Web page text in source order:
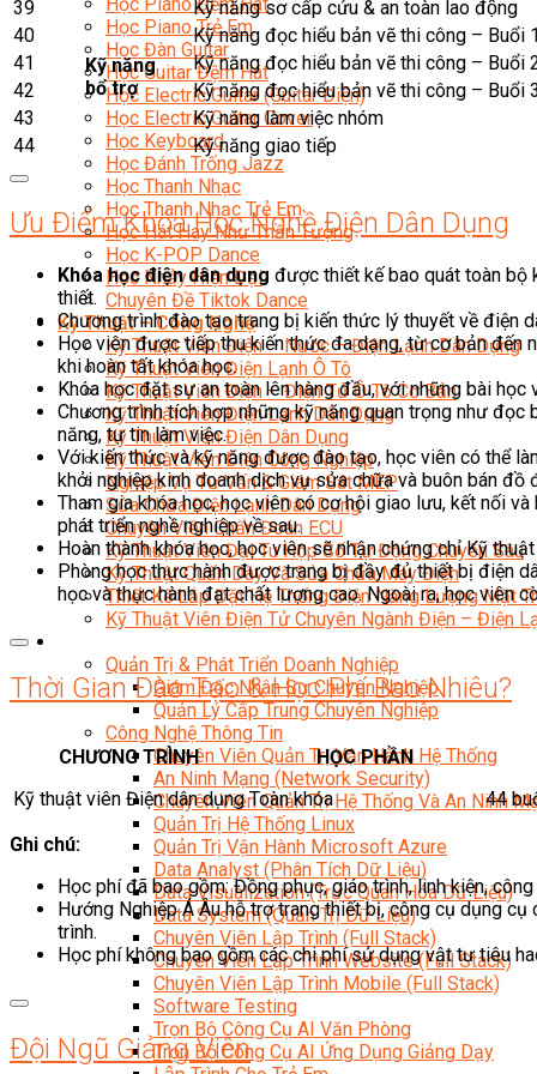
Học Piano Trẻ Em
Học Đàn Guitar
Học Guitar Đệm Hát
Học Electric Guitar (Guitar Điện)
Học Electric Guitar Cover
Học Keyboard
Học Đánh Trống Jazz
Học Thanh Nhạc
Học Thanh Nhạc Trẻ Em
Học Hát Hay Như Thần Tượng
Học K-POP Dance
Học Nhảy Hiện Đại
Chuyên Đề Tiktok Dance
Kỹ Thuật – Công Nghệ
Kỹ Thuật Viên Điện – Nước – Điện Lạnh Dân Dụng
Kỹ Thuật Viên Điện Lạnh Ô Tô
Kỹ Thuật Viên Điện – Điện Tử Ô Tô Cơ Bản
Kỹ Thuật Viên Điện Lạnh Dân Dụng
Kỹ Thuật Viên Điện Dân Dụng
Kỹ Thuật Viên Điện Công Nghiệp
Nghiệp Vụ Tư Vấn & Giám Sát MEP
Sửa Chữa Điện Lạnh Dân Dụng
Chuyên Viên Chẩn Đoán ECU
Kỹ Thuật Viên Đại Tu Hộp Số Tự Động Chuyên Sâu
Kỹ Thuật Quấn Dây Và Sửa Chữa Máy Điện
Thiết Kế Lắp Đặt Hệ Thống Điện Năng Lượng Mặt
Kỹ Thuật Viên Điện Tử Chuyên Ngành Điện – Điện
Quản Trị & Phát Triển Doanh Nghiệp
Giám Đốc Nhân Sự Chuyên Nghiệp
Quản Lý Cấp Trung Chuyên Nghiệp
Công Nghệ Thông Tin
Chuyên Viên Quản Trị Vận Hành Hệ Thống
An Ninh Mạng (Network Security)
Chuyên Viên Quản Trị Hệ Thống Và An Ninh
Quản Trị Hệ Thống Linux
Quản Trị Vận Hành Microsoft Azure
Data Analyst (Phân Tích Dữ Liệu)
Data Visualization (Trực Quan Hóa Dữ Liệu)
Data System (Quản Trị Dữ Liệu)
Chuyên Viên Lập Trình (Full Stack)
Chuyên Viên Lập Trình Website (Full Stack)
Chuyên Viên Lập Trình Mobile (Full Stack)
Software Testing
Trọn Bộ Công Cụ AI Văn Phòng
Trọn Bộ Công Cụ AI Ứng Dụng Giảng Dạy
39
Kỹ năng
bổ trợ
Kỹ năng sơ cấp cứu & an toàn lao động
40
Kỹ năng đọc hiểu bản vẽ thi công – Buổi 1
41
Kỹ năng đọc hiểu bản vẽ thi công – Buổi
42
Kỹ năng đọc hiểu bản vẽ thi công – Buổi 3
43
Kỹ năng làm việc nhóm
44
Kỹ năng giao tiếp
Ưu Điểm Khóa Học Nghề Điện Dân Dụng
Khóa học điện dân dụng được thiết kế bao quát toàn bộ
thiết.
Chương trình đào tạo trang bị kiến thức lý thuyết về điện
Học viên được tiếp thu kiến thức đa dạng, từ cơ bản đến
khi hoàn tất khóa học.
Khóa học đặt sự an toàn lên hàng đầu, với những bài
Chương trình tích hợp những kỹ năng quan trọng như
năng, tự tin làm việc.
Với kiến thức và kỹ năng được đào tạo, học viên có thể
khởi nghiệp kinh doanh dịch vụ sửa chữa và buôn bán đồ
Tham gia khóa học, học viên có cơ hội giao lưu, kết nối
phát triển nghề nghiệp về sau.
Hoàn thành khóa học, học viên sẽ nhận chứng chỉ Kỹ
Phòng học thực hành được trang bị đầy đủ thiết bị điện
học và thực hành đạt chất lượng cao. Ngoài ra, học viên
Thời Gian Đào Tạo & Học Phí Bao Nhiêu?
CHƯƠNG TRÌNH HỌC PHẦN
Kỹ thuật viên Điện dân dụng Toàn khóa 44
Ghi chú:
Học phí đã bao gồm: Đồng phục, giáo trình, linh kiện,
Hướng Nghiệp Á Âu hỗ trợ trang thiết bị, công cụ dụng
trình.
Học phí không bao gồm các chi phí sử dụng vật tư tiêu
Đội Ngũ Giảng Viên